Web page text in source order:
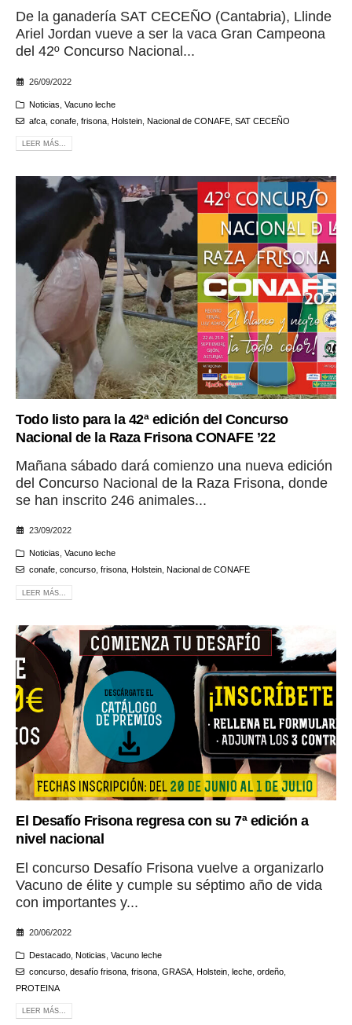
De la ganadería SAT CECEÑO (Cantabria), Llinde
Ariel Jordan vueve a ser la vaca Gran Campeona
del 42º Concurso Nacional...
26/09/2022
Noticias Vacuno leche
afca, conafe, frisona, Holstein, Nacional de CONAFE, SAT CECEÑO
LEER MÁS...
Todo listo para la 42ª edición del Concurso
Nacional de la Raza Frisona CONAFE ’22
Mañana sábado dará comienzo una nueva edición
del Concurso Nacional de la Raza Frisona, donde
se han inscrito 246 animales...
23/09/2022
Noticias, Vacuno leche
conafe, concurso, frisona, Holstein, Nacional de CONAFE
LEER MÁS...
El Desafío Frisona regresa con su 7ª edición a
nivel nacional
El concurso Desafío Frisona vuelve a organizarlo
Vacuno de élite y cumple su séptimo año de vida
con importantes y...
20/06/2022
Destacado, Noticias Vacuno leche
concurso, desafío frisona, frisona, GRASA, Holstein, leche, ordeño,
PROTEINA
LEER MÁS...